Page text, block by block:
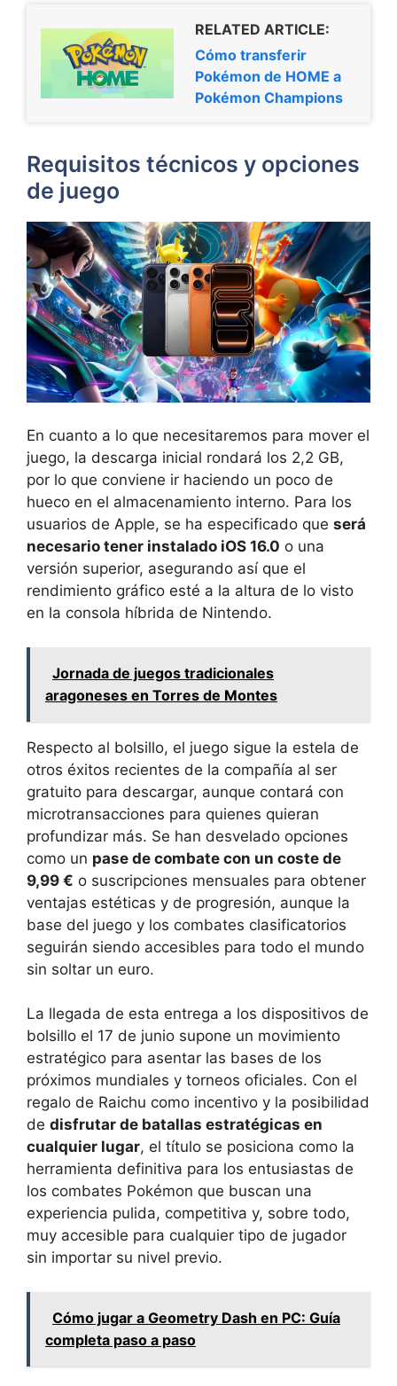
RELATED ARTICLE:
Cómo transferir
Pokémon de HOME a
Pokémon Champions
Requisitos técnicos y opciones
de juego
En cuanto a lo que necesitaremos para mover el
juego, la descarga inicial rondará los 2,2 GB,
por lo que conviene ir haciendo un poco de
hueco en el almacenamiento interno. Para los
usuarios de Apple, se ha especificado que será
necesario tener instalado iOS 16.0 o una
versión superior, asegurando así que el
rendimiento gráfico esté a la altura de lo visto
en la consola híbrida de Nintendo.
Jornada de juegos tradicionales
aragoneses en Torres de Montes
Respecto al bolsillo, el juego sigue la estela de
otros éxitos recientes de la compañía al ser
gratuito para descargar, aunque contará con
microtransacciones para quienes quieran
profundizar más. Se han desvelado opciones
como un pase de combate con un coste de
9,99 € o suscripciones mensuales para obtener
ventajas estéticas y de progresión, aunque la
base del juego y los combates clasificatorios
seguirán siendo accesibles para todo el mundo
sin soltar un euro.
La llegada de esta entrega a los dispositivos de
bolsillo el 17 de junio supone un movimiento
estratégico para asentar las bases de los
próximos mundiales y torneos oficiales. Con el
regalo de Raichu como incentivo y la posibilidad
de disfrutar de batallas estratégicas en
cualquier lugar, el título se posiciona como la
herramienta definitiva para los entusiastas de
los combates Pokémon que buscan una
experiencia pulida, competitiva y, sobre todo,
muy accesible para cualquier tipo de jugador
sin importar su nivel previo.
Cómo jugar a Geometry Dash en PC: Guía
completa paso a paso